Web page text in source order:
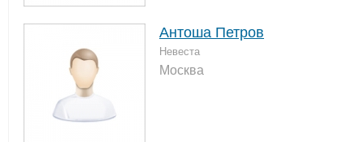
Антоша Петров
Невеста
Москва